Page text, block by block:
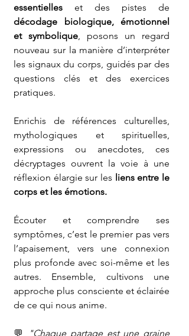
essentielles
décodage biologique, émotionnel
et symbolique, posons un regard
nouveau sur la manière d’interpréter
les signaux du corps, guidés par des
questions clés et des exercices
pratiques.
Enrichis de références culturelles,
mythologiques et spirituelles,
expressions ou anecdotes, ces
décryptages ouvrent la voie à une
réflexion élargie sur les liens entre le
corps et les émotions.
Écouter et comprendre ses
symptômes, c’est le premier pas vers
l’apaisement, vers une connexion
plus profonde avec soi-même et les
autres. Ensemble, cultivons une
approche plus consciente et éclairée
de ce qui nous anime.
💬
"Chaque partage est une graine